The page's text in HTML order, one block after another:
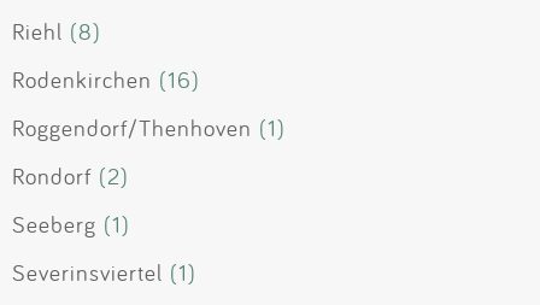
Riehl (8)
Rodenkirchen (16)
Roggendorf/Thenhoven (1)
Rondorf (2)
Seeberg (1)
Severinsviertel (1)